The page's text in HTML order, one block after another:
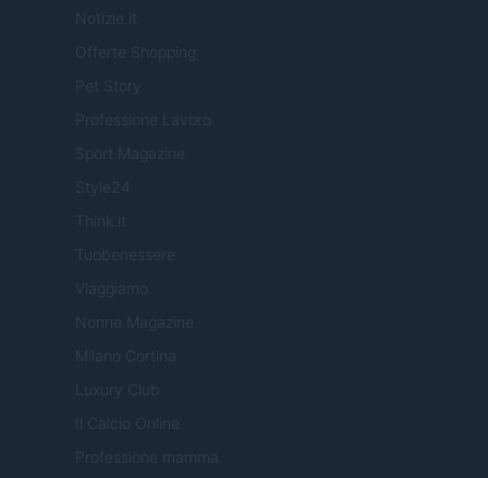
Notizie.it
Offerte Shopping
Pet Story
Professione Lavoro
Sport Magazine
Style24
Think.it
Tuobenessere
Viaggiamo
Nonne Magazine
Milano Cortina
Luxury Club
Il Calcio Online
Professione mamma